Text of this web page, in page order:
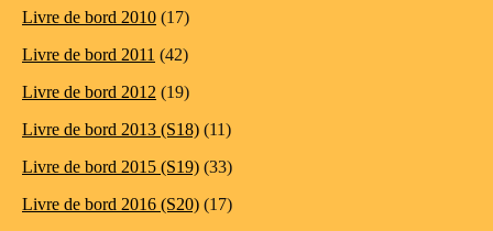
Livre de bord 2010 (17)
Livre de bord 2011 (42)
Livre de bord 2012 (19)
Livre de bord 2013 (S18) (11)
Livre de bord 2015 (S19) (33)
Livre de bord 2016 (S20) (17)